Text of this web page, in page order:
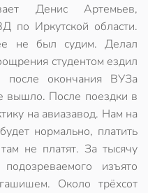
Денис Артемьев,
по Иркутской области.
не был судим. Делал
студентом ездил
после окончания ВУЗа
вышло. После поездки в
на авиазавод. Нам на
нормально, платить
не платят. За тысячу
изъято
Около трёхсот